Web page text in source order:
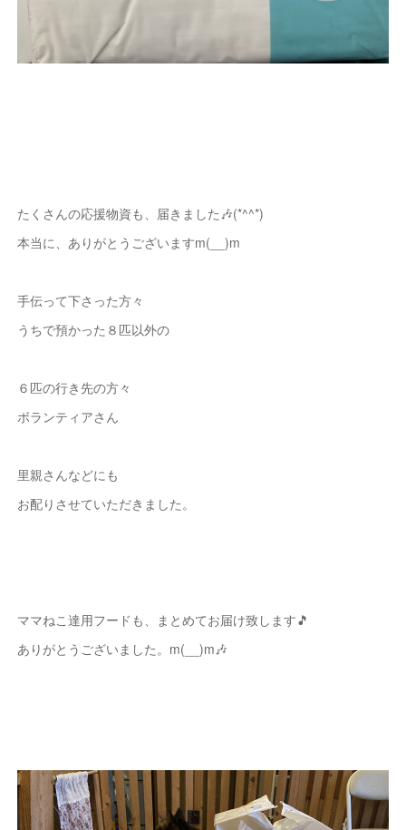
たくさんの応援物資も、届きました🎶(*^^*)
本当に、ありがとうございますm(__)m
手伝って下さった方々
うちで預かった８匹以外の
６匹の行き先の方々
ボランティアさん
里親さんなどにも
お配りさせていただきました。
ママねこ達用フードも、まとめてお届け致します🎵
ありがとうございました。m(__)m🎶